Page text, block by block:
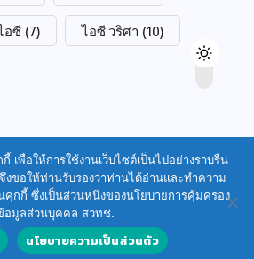
อซี (7) ไอซี วริศา (10)
เพื่อให้การใช้งานเว็บไซต์เป็นไปอย่างราบรื่น
งขอให้ท่านรับรองว่าท่านได้อ่านและทำความ
คุกกี้ ซึ่งเป็นส่วนหนึ่งของนโยบายการคุ้มครอง
อมูลส่วนบุคคล สวทช.
นโยบายความเป็นส่วนตัว